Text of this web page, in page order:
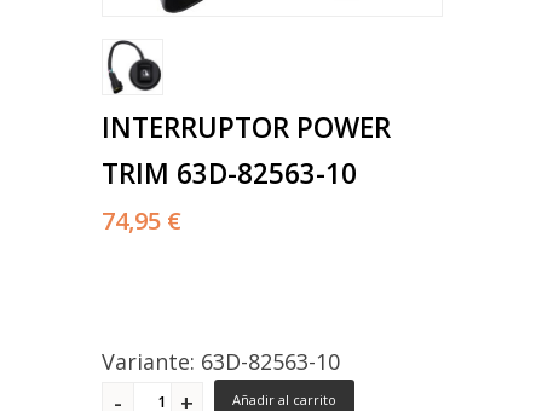
INTERRUPTOR POWER
TRIM 63D-82563-10
74,95 €
Variante: 63D-82563-10
Añadir al carrito